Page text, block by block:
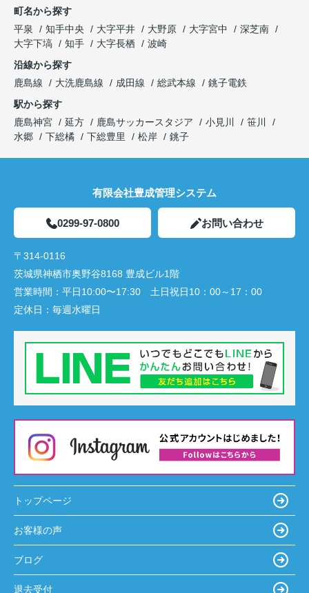
町名から探す
平泉
知手中央 大字平井 大野原 大字宮中
深芝南
大字下塙
知手 大字長栖
波崎
沿線から探す
鹿島線
大洗鹿島線 成田線 総武本線
銚子電鉄
駅から探す
鹿島神宮
延方 鹿島サッカースタジア 小見川
笹川
水郷
下総橘 下総豊里 松岸 銚子
有限会社豊成管理システム
0299-97-0800 お問い合わせ
〒314-0116
茨城県神栖市奥野谷8168 豊成ビル1階
営業時間： 平日10:00〜17:30 土日祝日10：00～17：00
定休日： 毎週水曜日
トップページ
お客様の声
ブログ
退去受付